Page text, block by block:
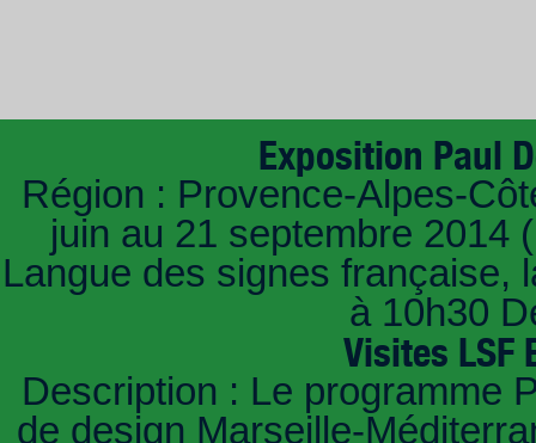
Exposition Paul
Région : Provence-Alpes-
juin au 21 septembre 2014
Langue des signes française,
à 10h30
Visites LSF
Description : Le programme
de design Marseille-